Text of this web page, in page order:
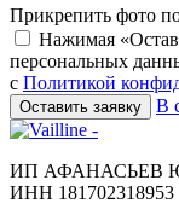
Прикрепить фото
Нажимая
персональных
с Политикой
Оставить заявку В
ИП АФАНАСЬЕВ
ИНН 181702318953